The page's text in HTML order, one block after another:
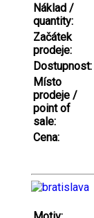
Náklad /
quantity:
Začátek
prodeje:
Dostupnost:
Místo
prodeje /
point of
sale:
Cena: